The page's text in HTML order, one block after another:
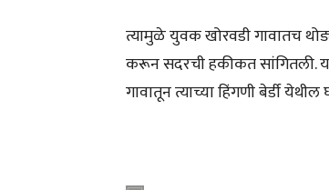
त्यामुळे युवक खोरवडी गावातच
करून सदरची हकीकत सांगितली.
गावातून त्याच्या हिंगणी बेर्डी